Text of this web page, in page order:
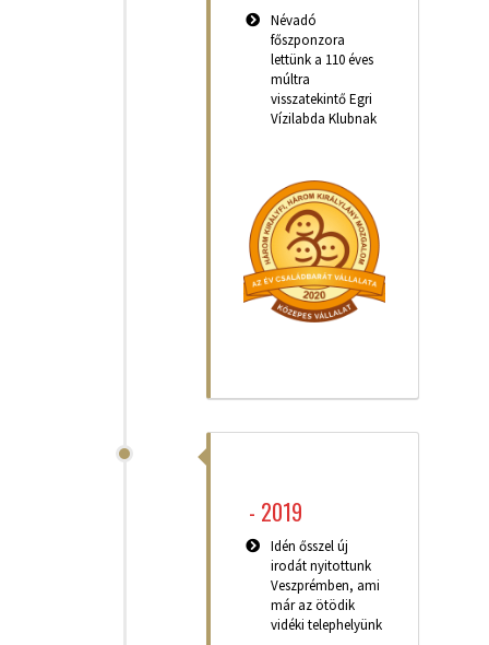
Névadó
főszponzora
lettünk a 110 éves
múltra
visszatekintő Egri
Vízilabda Klubnak
- 2019
Idén ősszel új
irodát nyitottunk
Veszprémben, ami
már az ötödik
vidéki telephelyünk